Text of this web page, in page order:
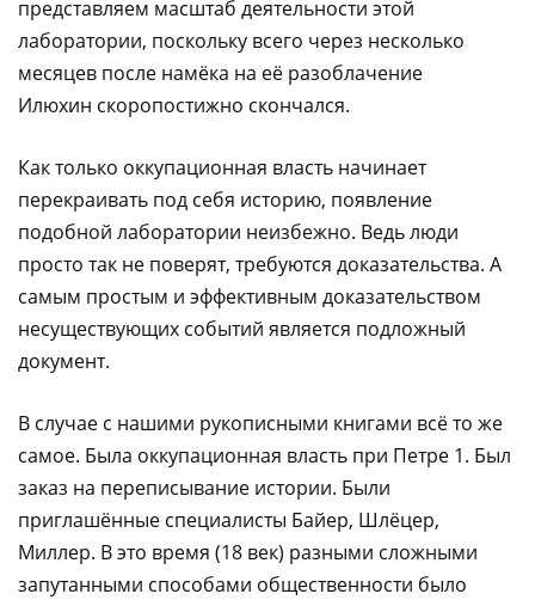
представляем масштаб деятельности этой
лаборатории, поскольку всего через несколько
месяцев после намёка на её разоблачение
Илюхин скоропостижно скончался.
Как только оккупационная власть начинает
перекраивать под себя историю, появление
подобной лаборатории неизбежно. Ведь люди
просто так не поверят, требуются доказательства. А
самым простым и эффективным доказательством
несуществующих событий является подложный
документ.
В случае с нашими рукописными книгами всё то же
самое. Была оккупационная власть при Петре 1. Был
заказ на переписывание истории. Были
приглашённые специалисты Байер, Шлёцер,
Миллер. В это время (18 век) разными сложными
запутанными способами общественности было